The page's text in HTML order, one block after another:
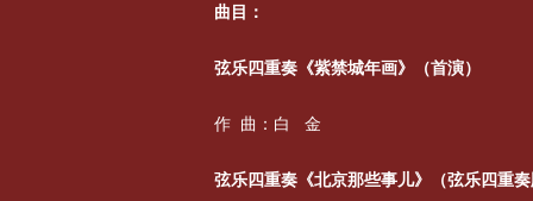
曲目：
弦乐四重奏《紫禁城年画》（首演）
作 曲：白 金
弦乐四重奏《北京那些事儿》（弦乐四重